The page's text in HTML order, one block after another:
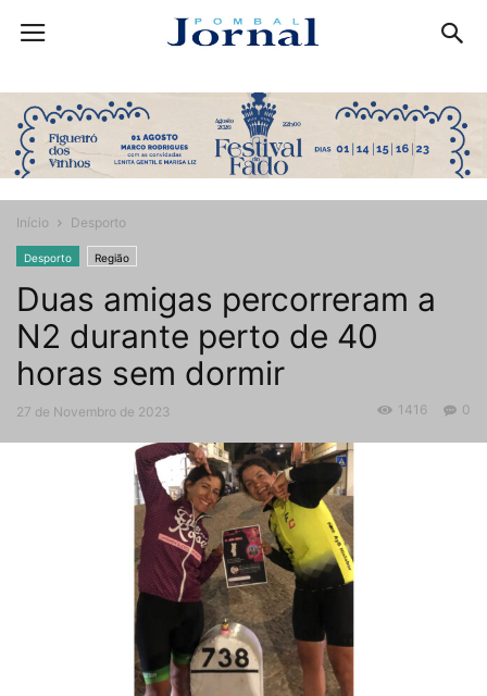
Início Desporto
Desporto Região
Duas amigas percorreram a
N2 durante perto de 40
horas sem dormir
27 de Novembro de 2023 0
1416